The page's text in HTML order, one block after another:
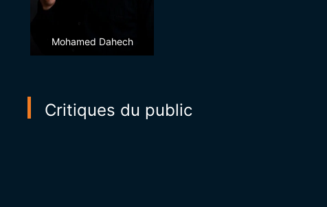
Mohamed Dahech
Critiques du public